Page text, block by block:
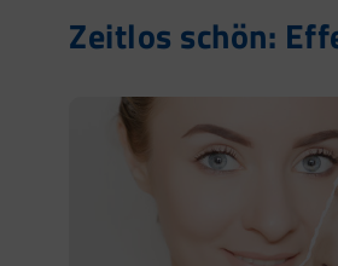
Zeitlos schön: